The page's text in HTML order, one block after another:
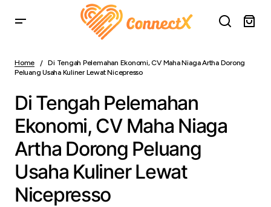
Dorong Peluang Usaha Kuliner Lewat Nicepresso
Home
Di Tengah Pelemahan Ekonomi, CV Maha Niaga Artha Dorong
Peluang Usaha Kuliner Lewat Nicepresso
Di Tengah Pelemahan
Ekonomi, CV Maha Niaga
Artha Dorong Peluang
Usaha Kuliner Lewat
Nicepresso